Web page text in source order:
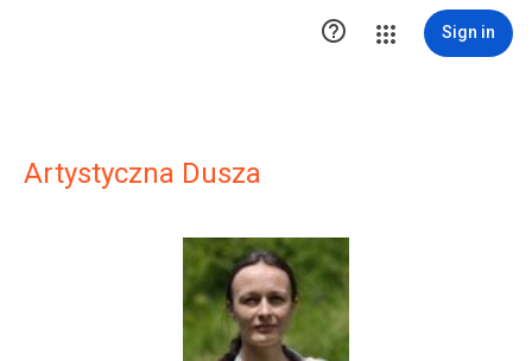
 Sign in
Artystyczna Dusza